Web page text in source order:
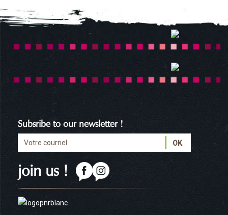
join us !
Subsribe to our newsletter !